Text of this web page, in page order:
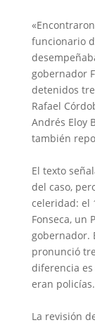
funcionario
gobernador
detenidos
Rafael
Andrés Eloy
también
El texto
del caso,
celeridad: el
Fonseca, un
gobernador.
pronunció
diferencia
eran policías.
La revisión